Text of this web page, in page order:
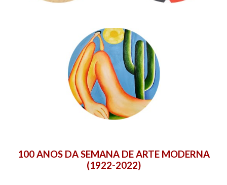
100 ANOS DA SEMANA DE ARTE MODERNA
(1922-2022)